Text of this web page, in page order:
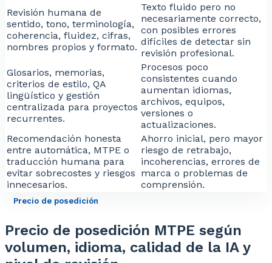
Revisión humana de
sentido, tono, terminología,
coherencia, fluidez, cifras,
nombres propios y formato.
Texto fluido pero no
necesariamente correcto,
con posibles errores
difíciles de detectar sin
revisión profesional.
Glosarios, memorias,
criterios de estilo, QA
lingüístico y gestión
centralizada para proyectos
recurrentes.
Procesos poco
consistentes cuando
aumentan idiomas,
archivos, equipos,
versiones o
actualizaciones.
Recomendación honesta
entre automática, MTPE o
traducción humana para
evitar sobrecostes y riesgos
innecesarios.
Ahorro inicial, pero mayor
riesgo de retrabajo,
incoherencias, errores de
marca o problemas de
comprensión.
Precio de posedición
Precio de posedición MTPE según
volumen, idioma, calidad de la IA y